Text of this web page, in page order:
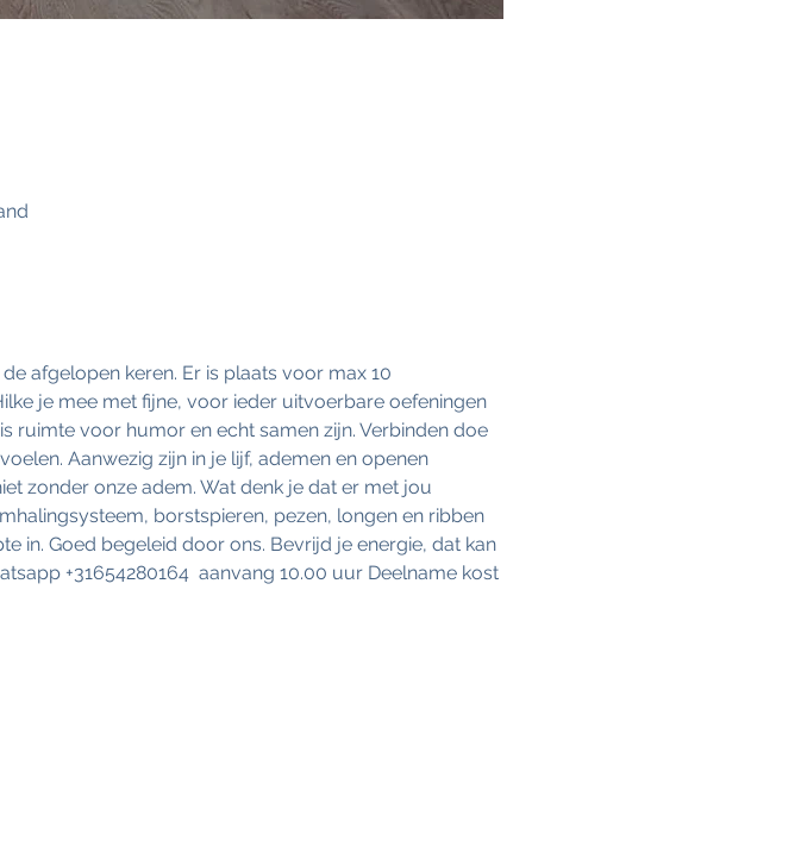
afgelopen keren. Er is plaats voor max 10
je mee met fijne, voor ieder uitvoerbare oefeningen
ruimte voor humor en echt samen zijn. Verbinden doe
Aanwezig zijn in je lijf, ademen en openen
zonder onze adem. Wat denk je dat er met jou
borstspieren, pezen, longen en ribben
in. Goed begeleid door ons. Bevrijd je energie, dat kan
+31654280164  aanvang 10.00 uur Deelname kost